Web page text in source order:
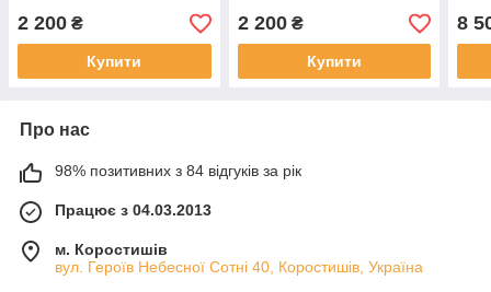
2 200 ₴
Купити
2 200₴
Купити
8
Про нас
98% позитивних з 84 відгуків за рік
Працює з 04.03.2013
м. Коростишів
вул. Героїв Небесної Сотні 40, Коростишів, Україна